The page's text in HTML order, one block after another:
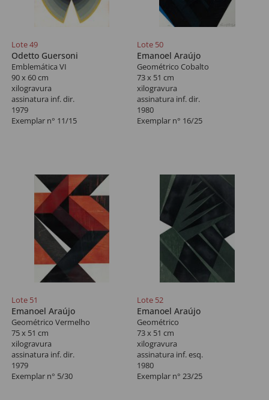
Lote 49
Odetto Guersoni
Emblemática VI
90 x 60 cm
xilogravura
assinatura inf. dir.
1979
Exemplar n° 11/15
Lote 50
Emanoel Araújo
Geométrico Cobalto
73 x 51 cm
xilogravura
assinatura inf. dir.
1980
Exemplar n° 16/25
Lote 51
Emanoel Araújo
Geométrico Vermelho
75 x 51 cm
xilogravura
assinatura inf. dir.
1979
Exemplar n° 5/30
Lote 52
Emanoel Araújo
Geométrico
73 x 51 cm
xilogravura
assinatura inf. esq.
1980
Exemplar n° 23/25